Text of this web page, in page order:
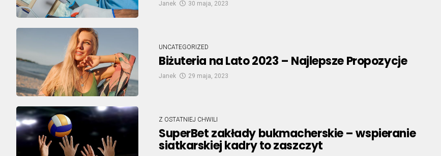
Janek 30 maja, 2023
UNCATEGORIZED
Biżuteria na Lato 2023 – Najlepsze Propozycje
Janek 29 maja, 2023
Z OSTATNIEJ CHWILI
SuperBet zakłady bukmacherskie – wspieranie
siatkarskiej kadry to zaszczyt